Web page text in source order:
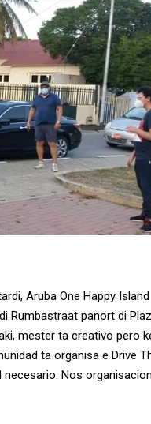
Aruba One Happy Island
Rumbastraat panort di
mester ta creativo pero
ta organisa e Drive
Nos